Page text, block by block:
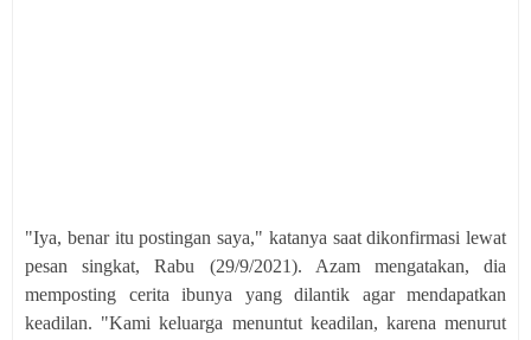
"Iya, benar itu postingan saya," katanya saat dikonfirmasi lewat
pesan singkat, Rabu (29/9/2021). Azam mengatakan, dia
memposting cerita ibunya yang dilantik agar mendapatkan
keadilan. "Kami keluarga menuntut keadilan, karena menurut